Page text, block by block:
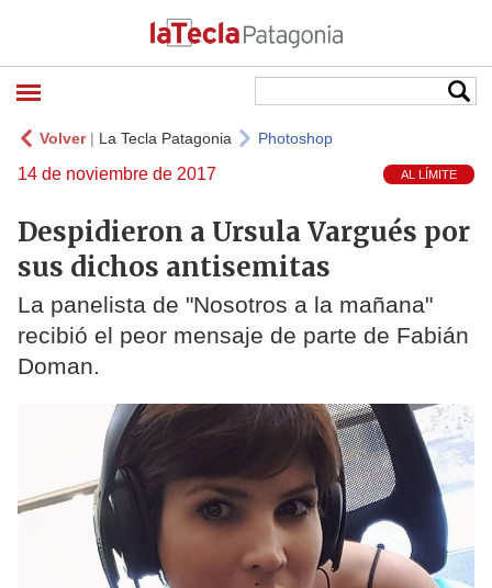
Volver| La Tecla Patagonia Photoshop
14 de noviembre de 2017 AL LÍMITE
Despidieron a Ursula Vargués por
sus dichos antisemitas
La panelista de "Nosotros a la mañana"
recibió el peor mensaje de parte de Fabián
Doman.